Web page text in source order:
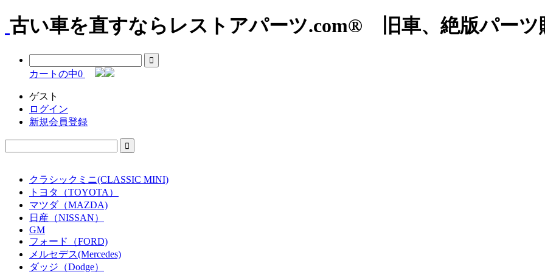
古い車を直すならレストアパーツ.com® 旧車、絶版パーツ
カートの中0
ゲスト
ログイン
新規会員登録
クラシックミニ(CLASSIC MINI)
トヨタ（TOYOTA）
マツダ（MAZDA)
日産（NISSAN）
GM
フォード（FORD)
メルセデス(Mercedes)
ダッジ（Dodge）